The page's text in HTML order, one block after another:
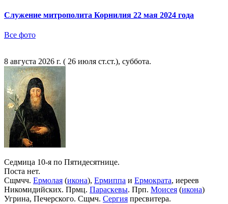
Служение митрополита Корнилия 22 мая 2024 года
Все фото
8 августа 2026 г. ( 26 июля ст.ст.), суббота.
Седмица 10-я по Пятидесятнице.
Поста нет.
Сщмчч. Ермолая (икона), Ермиппа и Ермократа, иереев
Никомидийских. Прмц. Параскевы. Прп. Моисея (икона)
Угрина, Печерского. Сщмч. Сергия пресвитера.